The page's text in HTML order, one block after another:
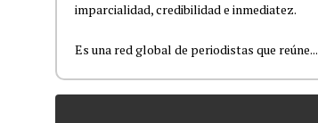
imparcialidad, credibilidad e inmediatez.
Es una red global de periodistas que reúne...